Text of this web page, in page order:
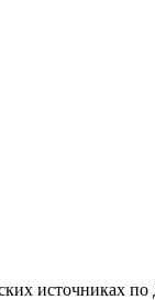
источниках по